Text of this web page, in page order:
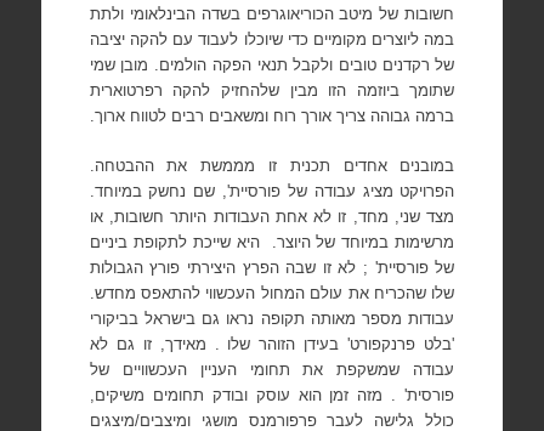
חשובות של מיטב הכוריאוגרפים בשדה הבינלאומי ולתת
במה ליוצרים מקומיים כדי שיוכלו לעבוד עם להקה יציבה
של רקדנים טובים ולקבל תנאי הפקה הולמים. מובן שמי
שתומך ביוזמה הזו מבין שלהחזיק להקה רפרטוארית
ברמה גבוהה צריך אורך רוח ומשאבים רבים לטווח ארוך.
במובנים אחדים תכנית זו מממשת את ההבטחה.
הפרויקט מציג עבודה של פורסיית', שם נחשק במיוחד.
מצד שני, מחד, זו לא אחת העבודות היותר חשובות, או
מרשימות במיוחד של היוצר.
היא שייכת לתקופת ביניים
של פורסיית' ; לא זו שבה הפרץ היצירתי פורץ הגבולות
שלו שהכריח את עולם המחול העכשווי להתאפס מחדש.
עבודות מספר מאותה תקופה נראו גם בישראל בביקורי
'בלט פרנקפורט' בעידן הזוהר שלו . מאידך, זו גם לא
עבודה שמשקפת את תחומי העניין העכשוויים של
פורסית' . מזה זמן הוא עוסק ובודק תחומים משיקים,
כולל גלישה לעבר פרפורמנס מושגי ומיצבים/מיצגים